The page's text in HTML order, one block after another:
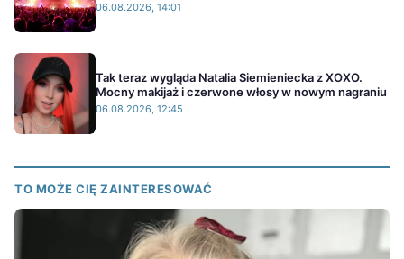
06.08.2026, 14:01
Tak teraz wygląda Natalia Siemieniecka z XOXO.
Mocny makijaż i czerwone włosy w nowym nagraniu
06.08.2026, 12:45
TO MOŻE CIĘ ZAINTERESOWAĆ